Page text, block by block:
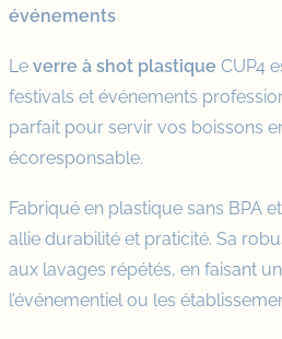
événements
Le verre à shot plastique CUP4
festivals et événements
parfait pour servir vos boissons
écoresponsable.
Fabriqué en plastique sans BPA
allie durabilité et praticité. Sa
aux lavages répétés, en faisant
l’événementiel ou les